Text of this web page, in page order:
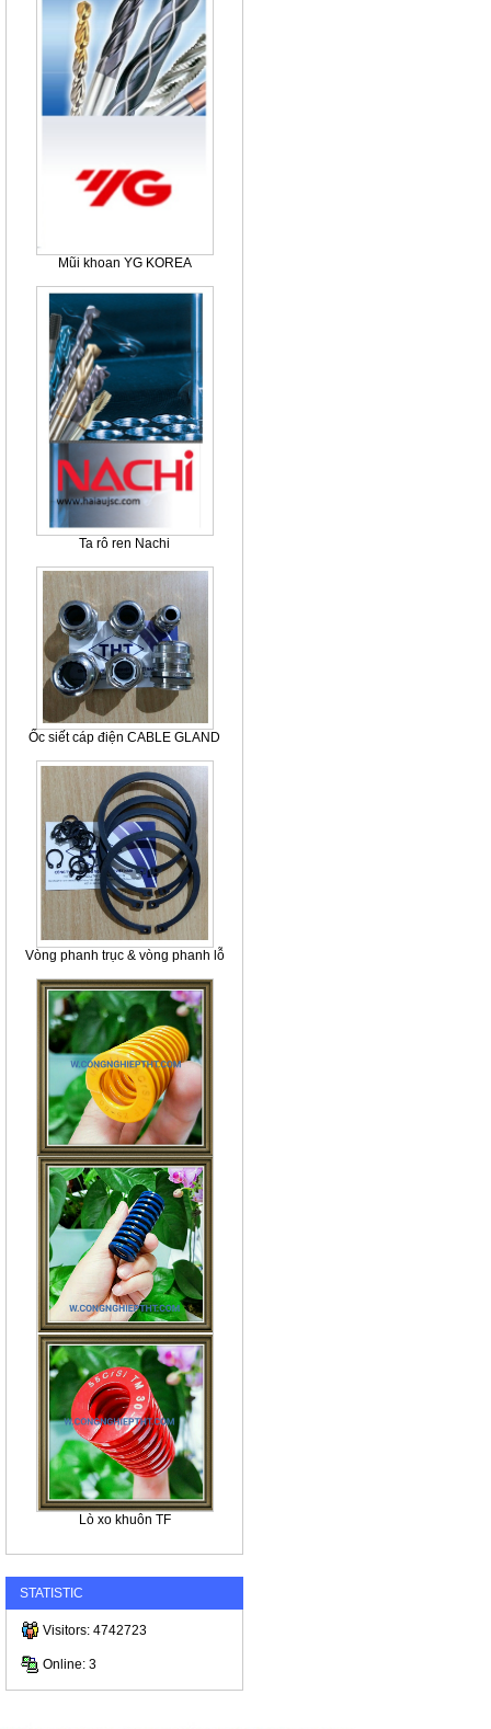
Mũi khoan YG KOREA
Ta rô ren Nachi
Ốc siết cáp điện CABLE GLAND
Vòng phanh trục & vòng phanh lỗ
Lò xo khuôn TF
STATISTIC
Visitors: 4742723
Online: 3